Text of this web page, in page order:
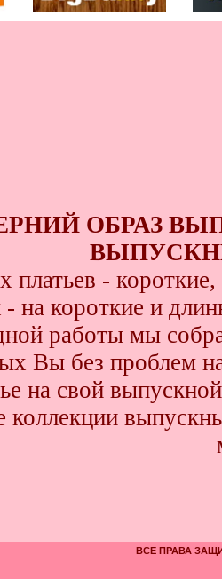
ОБРАЗ
платьев -
- на короткие и
работы мы
Вы без проблем
на свой
коллекции
ВСЕ ПРАВА